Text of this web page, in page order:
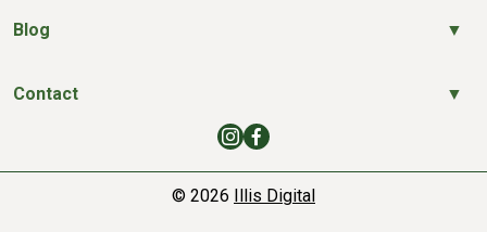
Blog
Contact
© 2026 Illis Digital